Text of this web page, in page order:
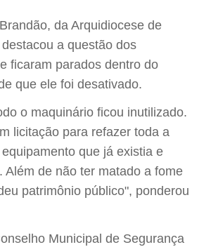
da Arquidiocese de
a questão dos
ficaram parados dentro do
que ele foi desativado.
o maquinário ficou inutilizado.
licitação para refazer toda a
que já existia e
Além de não ter matado a fome
patrimônio público", ponderou
Municipal de Segurança